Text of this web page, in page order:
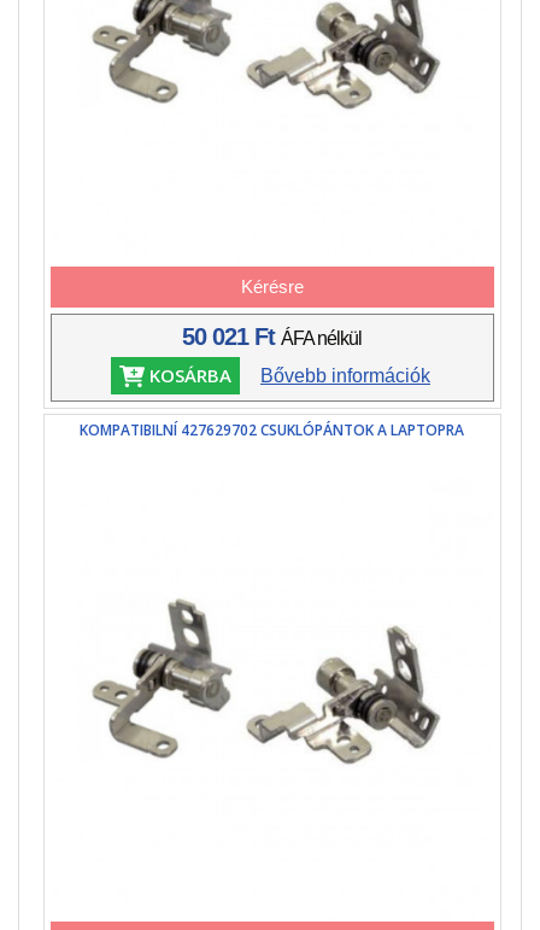
Kérésre
50 021 FtÁFA nélkül
KOSÁRBA Bővebb információk
KOMPATIBILNÍ 427629702 CSUKLÓPÁNTOK A LAPTOPRA